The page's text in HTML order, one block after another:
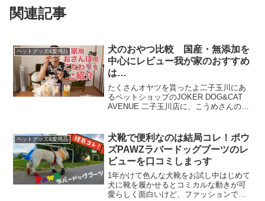
関連記事
ペットグッズ&愛用品
犬のおやつ比較 国産・無添加を
中心にレビュー我が家のおすすめ
は…
たくさんオヤツを貰ったよ二子玉川にあ
るペットショップのJOKER DOG&CAT
AVENUE 二子玉川店に、こうめさんのオ
ご」を手にレジに行きましたら、なんと
ビッ...
ペットグッズ&愛用品
犬靴で便利なのは結局コレ！ポウ
ズPAWZラバードッグブーツのレ
ビューを口コミしまっす
1年かけて色んな犬靴をお試し中はじめて
犬に靴を履かせるとコミカルな動きが可
愛らしく面白いけど、ファッションで犬